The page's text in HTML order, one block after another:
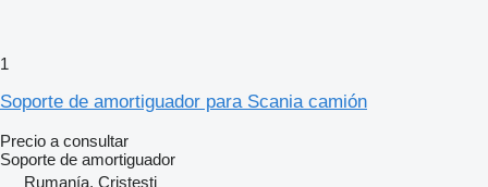
1
Soporte de amortiguador para Scania camión
Precio a consultar
Soporte de amortiguador
Rumanía, Cristesti